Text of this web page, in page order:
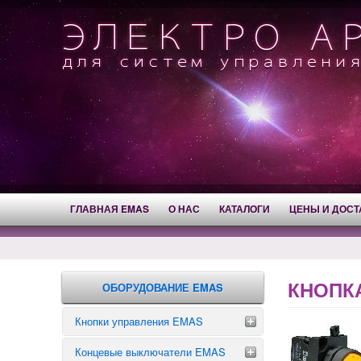
ГЛАВНАЯ EMAS О НАС КАТАЛОГИ ЦЕНЫ И
ОБОРУДОВАНИЕ EMAS
Кнопки управления EMAS
Аварийные кнопки
Концевые выключатели EMAS